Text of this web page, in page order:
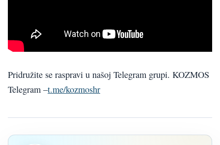
Pridružite se raspravi u našoj Telegram grupi. KOZMOS
Telegram –t.me/kozmoshr